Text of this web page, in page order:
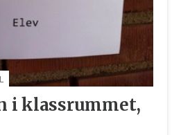
i klassrummet,